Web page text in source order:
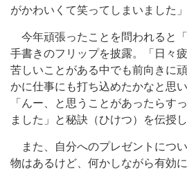
がかわいくて笑ってしまいました」
今年頑張ったことを問われると
手書きのフリップを披露。「日々
苦しいことがある中でも前向きに
かに仕事にも打ち込めたかなと思
「んー、と思うことがあったらす
ました」と秘訣（ひけつ）を伝授し
また、自分へのプレゼントにつ
物はあるけど、何かしながら有効